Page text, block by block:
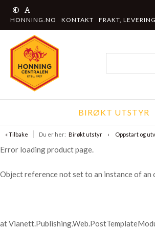
HONNING.NO KONTAKT FRAKT,
BIRØKT UTSTYR
« Tilbake Du er her: Birøkt utstyr Oppstart og
Error loading product page.
Object reference not set to an instance of an
at